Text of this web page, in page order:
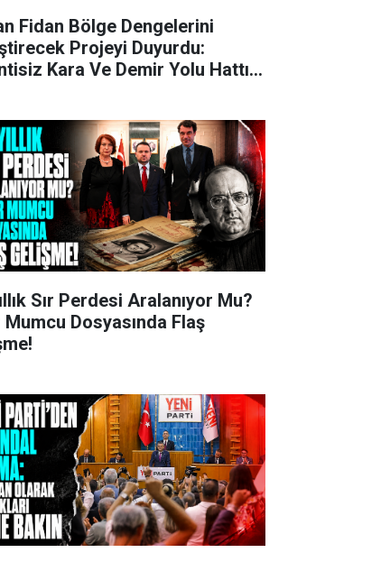
Fidan Bölge Dengelerini
Projeyi Duyurdu:
Kara Ve Demir Yolu Hattı
Sır Perdesi Aralanıyor Mu?
Mumcu Dosyasında Flaş